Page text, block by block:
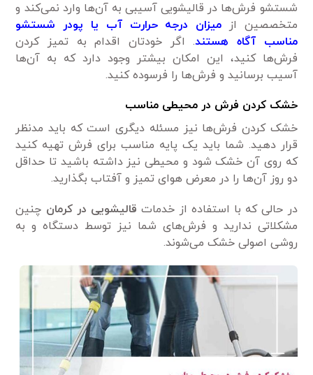
شستشو فرش‌ها در قالیشویی آسیبی به آن‌ها وارد نمی‌کند و
متخصصین از میزان درجه حرارت آب یا پودر شستشو
مناسب آگاه هستند. اگر خودتان اقدام به تمیز کردن
فرش‌ها کنید، این امکان بیشتر وجود دارد که به آن‌ها
آسیب برسانید و فرش‌ها را فرسوده کنید.
خشک کردن فرش در محیطی مناسب
خشک کردن فرش‌ها نیز مسئله دیگری است که باید مدنظر
قرار دهید. شما باید یک پایه مناسب برای فرش تهیه کنید
که روی آن خشک شود و محیطی نیز داشته باشید تا حداقل
دو روز آن‌ها را در معرض هوای تمیز و آفتاب بگذارید.
در حالی که با استفاده از خدمات قالیشویی در کرمان چنین
مشکلاتی ندارید و فرش‌های شما نیز توسط دستگاه و به
روشی اصولی خشک می‌شوند.